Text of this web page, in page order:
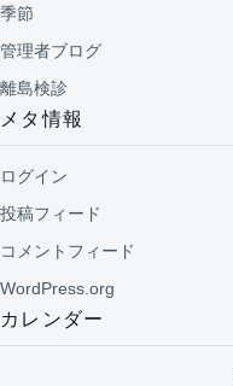
季節
管理者ブログ
離島検診
メタ情報
ログイン
投稿フィード
コメントフィード
WordPress.org
カレンダー